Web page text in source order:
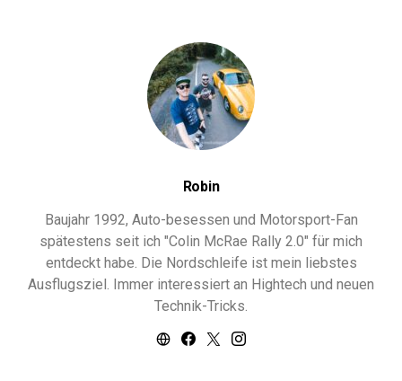
Robin
Baujahr 1992, Auto-besessen und Motorsport-Fan
spätestens seit ich "Colin McRae Rally 2.0" für mich
entdeckt habe. Die Nordschleife ist mein liebstes
Ausflugsziel. Immer interessiert an Hightech und neuen
Technik-Tricks.